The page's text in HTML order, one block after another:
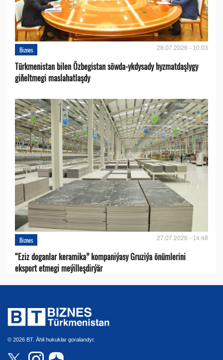
Biznes 28.07.2026 - 10:03
Türkmenistan bilen Özbegistan söwda-ykdysady hyzmatdaşlygy
giňeltmegi maslahatlaşdy
Biznes 27.07.2026 - 14:48
“Eziz doganlar keramika” kompaniýasy Gruziýa önümlerini
eksport etmegi meýilleşdirýär
© 2026 BT. Ähli hukuklar goralandyr.